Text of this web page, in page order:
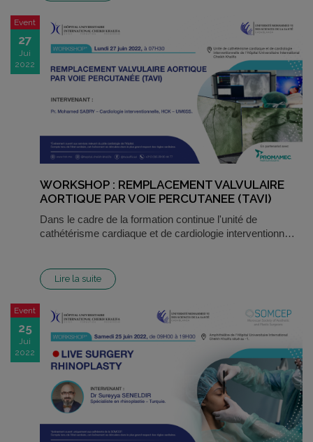
Event
27
Jui
2022
WORKSHOP : REMPLACEMENT VALVULAIRE
AORTIQUE PAR VOIE PERCUTANEE (TAVI)
Dans le cadre de la formation continue l'unité de
cathétérisme cardiaque et de cardiologie interventionn…
Lire la suite
Event
25
Jui
2022